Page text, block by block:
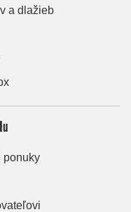
a dlažieb
ponuky